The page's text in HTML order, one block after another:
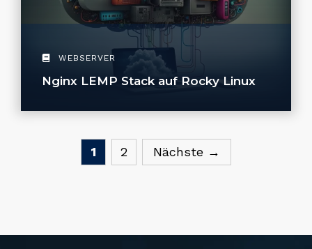
WEBSERVER
Nginx LEMP Stack auf Rocky Linux
Seite
1 Seite
2 Nächste →